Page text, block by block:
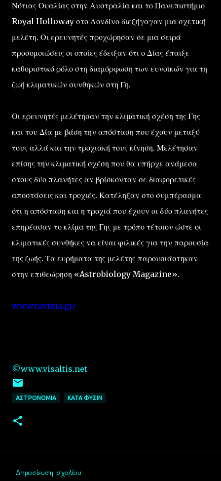
Νότιας Ουαλίας στην Αυστραλία και το Πανεπιστήμιο
Royal Holloway στο Λονδίνο διεξήγαγαν μια σχετική
μελέτη. Οι ερευνητές προχώρησαν σε μια σειρά
προσομοιώσεις οι οποίες έδειξαν ότι ο Δίας έπαιξε
καθοριστικό ρόλο στη διαμόρφωση των ευνοϊκών για τη
ζωή κλιματικών συνθηκών στη Γη.
Οι ερευνητές μελέτησαν την κλιματική σχέση της Γης
και του Δία με βάση την απόσταση που έχουν μεταξύ
τους αλλά και την τροχιακή τους κίνηση. Μελέτησαν
επίσης την κλιματική σχέση που θα υπήρχε ανάμεσα
στους δύο πλανήτες αν βρίσκονταν σε διαφορετικές
αποστάσεις και τροχιές. Κατέληξαν στο συμπέρασμα
ότι η απόσταση και η τροχιά που έχουν οι δύο πλανήτες
επηρέασαν το κλίμα της Γης με τρόπο τέτοιον ώστε οι
κλιματικές συνθήκες να είναι φιλικές για την παρουσία
της ζωής. Τα ευρήματα της μελέτης παρουσιάστηκαν
στην επιθεώρηση «Astrobiology Magazine».
www.tovima.gr/
©www.visaltis.net
ΑΣΤΡΟΝΟΜΙΑ ΚΑΤΑ ΦΥΣΙΝ
Δημοσίευση σχολίου